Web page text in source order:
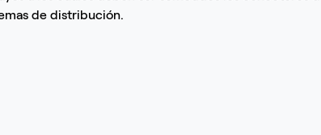
de distribución.